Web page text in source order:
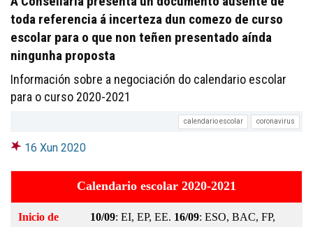
toda referencia á incerteza dun comezo de curso
escolar para o que non teñen presentado aínda
ningunha proposta
Información sobre a negociación do calendario escolar
para o curso 2020-2021
calendario escolar coronavirus
16 Xun 2020
Calendario escolar 2020-2021
Inicio de
10/09: EI, EP, EE. 16/09: ESO, BAC, FP,